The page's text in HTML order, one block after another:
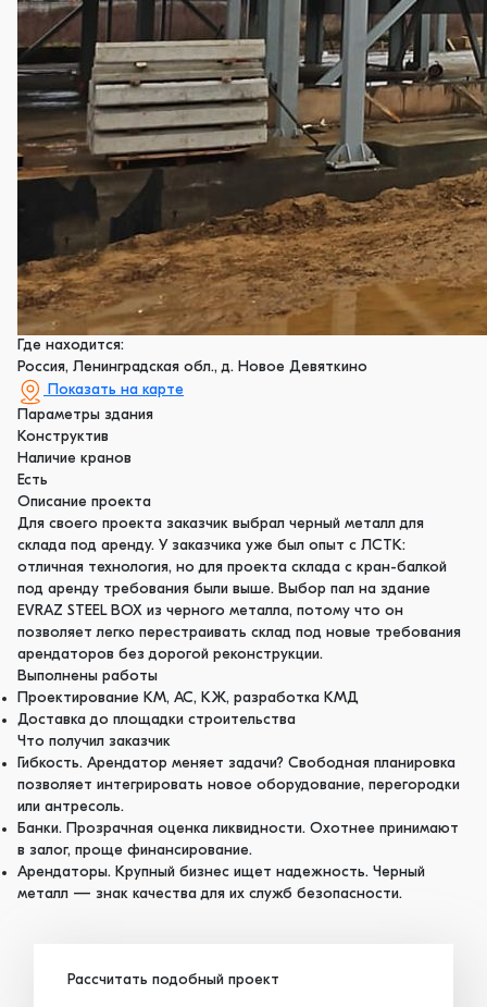
Где находится:
Россия, Ленинградская обл., д. Новое Девяткино
Показать на карте
Параметры здания
Конструктив
Наличие кранов
Есть
Описание проекта
Для своего проекта заказчик выбрал черный металл для
склада под аренду. У заказчика уже был опыт с ЛСТК:
отличная технология, но для проекта склада с кран-балкой
под аренду требования были выше. Выбор пал на здание
EVRAZ STEEL BOX из черного металла, потому что он
позволяет легко перестраивать склад под новые требования
арендаторов без дорогой реконструкции.
Выполнены работы
Проектирование КМ, АС, КЖ, разработка КМД
Доставка до площадки строительства
Что получил заказчик
Гибкость. Арендатор меняет задачи? Свободная планировка
позволяет интегрировать новое оборудование, перегородки
или антресоль.
Банки. Прозрачная оценка ликвидности. Охотнее принимают
в залог, проще финансирование.
Арендаторы. Крупный бизнес ищет надежность. Черный
металл — знак качества для их служб безопасности.
Рассчитать подобный проект